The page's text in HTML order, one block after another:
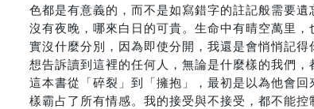
色都是有意義的，而不是如寫錯字的註記般需要遺
沒有夜晚，哪來白日的可貴。生命中有晴空萬里
實沒什麼分別，因為即使分開，我還是會悄悄記
想告訴讀到這裡的任何人，無論是什麼樣的我們，
這本書從「碎裂」到「擁抱」，最初是以為他會
樣霸占了所有情感。我的接受與不接受，都不能